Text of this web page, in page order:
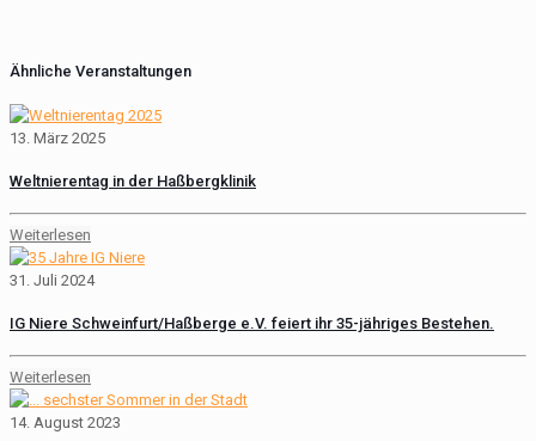
Ähnliche Veranstaltungen
13. März 2025
Weltnierentag in der Haßbergklinik
Weiterlesen
31. Juli 2024
IG Niere Schweinfurt/Haßberge e.V. feiert ihr 35-jähriges Bestehen.
Weiterlesen
14. August 2023